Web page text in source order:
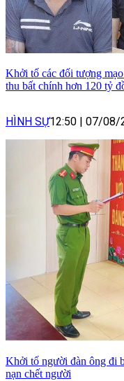
Khởi tố các đối tượng
thu bất chính hơn 120 tỷ
HÌNH SỰ12:50 07/08/
Khởi tố người đàn ông đi
nạn chết người